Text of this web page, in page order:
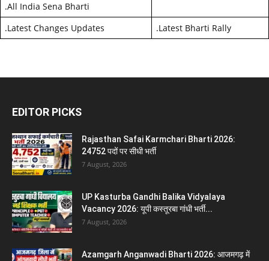
.All India Sena Bharti
.Latest Changes Updates .Latest Bharti Rally
EDITOR PICKS
Rajasthan Safai Karmchari Bharti 2026:
24752 पदों पर सीधी भर्ती
7 August, 2026
UP Kasturba Gandhi Balika Vidyalaya
Vacancy 2026: यूपी कस्तूरबा गांधी भर्ती...
7 August, 2026
Azamgarh Anganwadi Bharti 2026: आजमगढ़ में